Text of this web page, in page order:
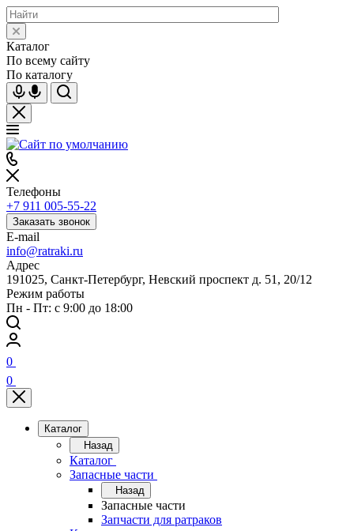
Каталог
По всему сайту
По каталогу
Телефоны
+7 911 005-55-22
Заказать звонок
E-mail
info@ratraki.ru
Адрес
191025, Санкт-Петербург, Невский проспект д. 51, 20/12
Режим работы
Пн - Пт: с 9:00 до 18:00
0
0
Каталог
Назад
Каталог
Запасные части
Назад
Запасные части
Запчасти для ратраков